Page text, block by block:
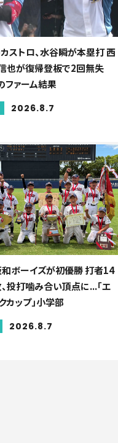
ストロ、水谷瞬が本塁打 西
也が復帰登板で2回無失
ファーム結果
2026.8.7
ボーイズが初優勝 打者14
投打噛み合い頂点に...「エ
カップ」小学部
2026.8.7